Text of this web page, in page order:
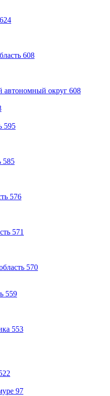
624
608
округ 608
595
585
576
571
570
559
553
97